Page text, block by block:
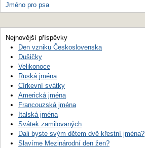
Jméno pro psa
Nejnovější příspěvky
Den vzniku Československa
Dušičky
Velikonoce
Ruská jména
Církevní svátky
Americká jména
Francouzská jména
Italská jména
Svátek zamilovaných
Dali byste svým dětem dvě křestní jména?
Slavíme Mezinárodní den žen?